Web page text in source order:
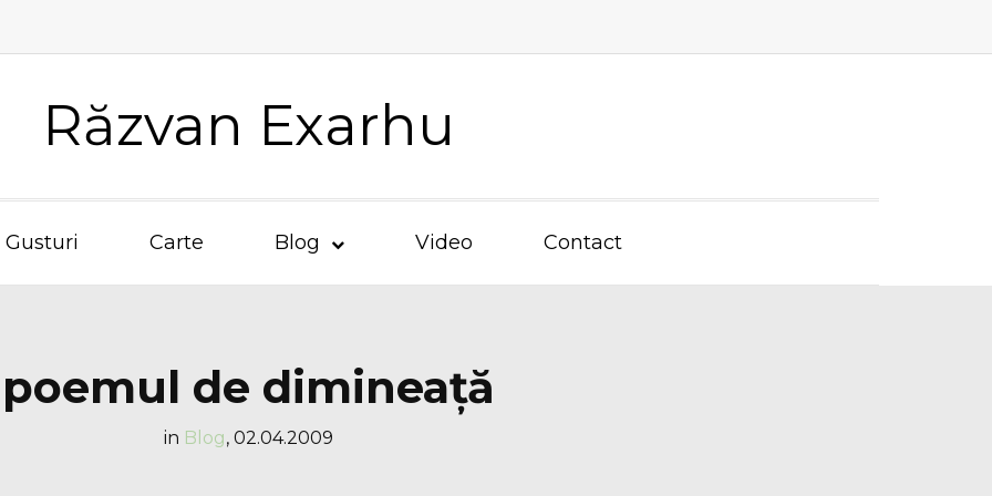
Răzvan Exarhu
Gusturi Carte Blog Video Contact
poemul de dimineaţă
in Blog, 02.04.2009